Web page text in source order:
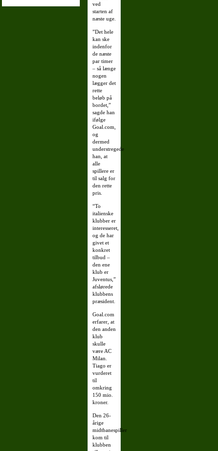
ved
starten af
næste uge.
”Det hele
kan ske
indenfor
de næste
par timer
– så længe
nogen
lægger det
rette
beløb på
bordet,”
sagde han
ifølge
Goal.com,
og
dermed
understregede
han, at
alle
spillere er
til salg for
den rette
pris.
“To
italienske
klubber er
interesseret,
og de har
givet et
konkret
tilbud –
den ene
klub er
Juventus,”
afslørede
klubbens
præsident.
Goal.com
erfarer, at
den anden
klub
skulle
være AC
Milan.
Tiago er
vurderet
til
omkring
150 mio.
kroner.
Den 26-
årige
midtbanespiller
kom til
klubben